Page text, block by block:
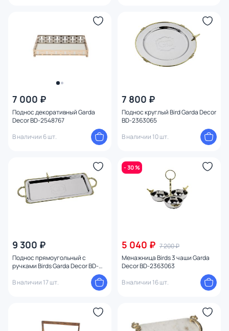
7 000 ₽
Поднос декоративный Garda
Decor BD-2548767
В наличии 6 шт.
7 800 ₽
Поднос круглый Bird Garda Decor
BD-2363065
В наличии 10 шт.
9 300 ₽
Поднос прямоугольный с
ручками Birds Garda Decor BD-
В наличии 17 шт.
- 30 %
5 040 ₽ 7 200 ₽
Менажница Birds 3 чаши Garda
Decor BD-2363063
В наличии 16 шт.